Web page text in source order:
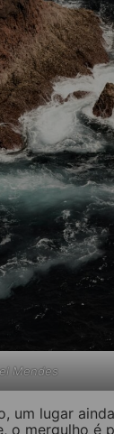
Mendes
um lugar
o mergulho é